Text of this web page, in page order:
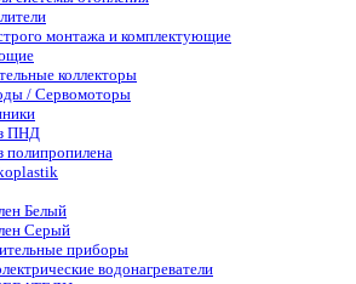
монтажа и комплектующие
коллекторы
/ Сервомоторы
ПНД
Белый
Серый
приборы
водонагреватели